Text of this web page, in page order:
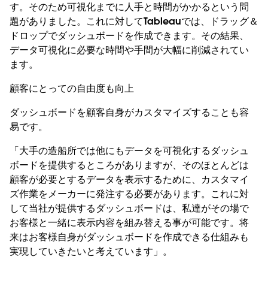
す。そのため可視化までに人手と時間がかかるという問
題がありました。これに対してTableauでは、ドラッグ＆
ドロップでダッシュボードを作成できます。その結果、
データ可視化に必要な時間や手間が大幅に削減されてい
ます。
顧客にとっての自由度も向上
ダッシュボードを顧客自身がカスタマイズすることも容
易です。
「大手の造船所では他にもデータを可視化するダッシュ
ボードを提供するところがありますが、そのほとんどは
顧客が必要とするデータを表示するために、カスタマイ
ズ作業をメーカーに発注する必要があります。これに対
して当社が提供するダッシュボードは、私達がその場で
お客様と一緒に表示内容を組み替える事が可能です。将
来はお客様自身がダッシュボードを作成できる仕組みも
実現していきたいと考えています」。